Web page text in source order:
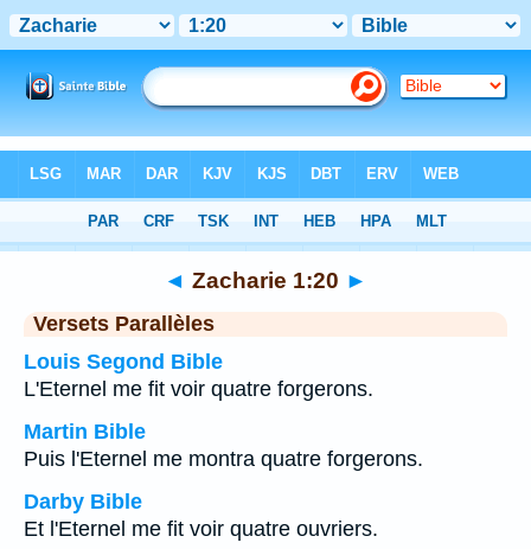
Chapitre 1 > Verset 20
◄ Zacharie 1:20 ►
Versets Parallèles
Louis Segond Bible
L'Eternel me fit voir quatre forgerons.
Martin Bible
Puis l'Eternel me montra quatre forgerons.
Darby Bible
Et l'Eternel me fit voir quatre ouvriers.